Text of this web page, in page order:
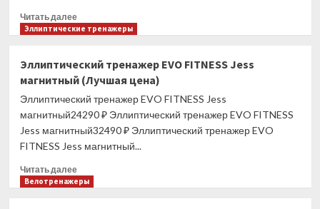
Читать далееПрочитать
больше
тренажер
EVO
FITNESS
Orion
цена)
Эллиптические тренажеры
Эллиптический тренажер EVO FITNESS Jess
магнитный (Лучшая цена)
Эллиптический тренажер EVO FITNESS Jess
магнитный24290 ₽ Эллиптический тренажер EVO FITNESS
Jess магнитный32490 ₽ Эллиптический тренажер EVO
FITNESS Jess магнитный...
Читать далееПрочитать
больше
Велотренажеры